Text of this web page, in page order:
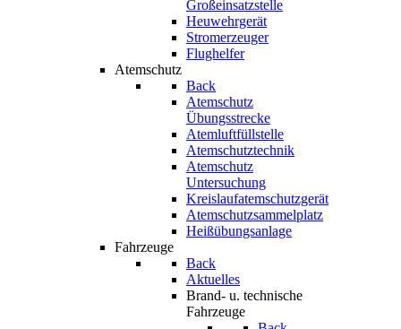
Großeinsatzstelle
Heuwehrgerät
Stromerzeuger
Flughelfer
Atemschutz
Back
Atemschutz
Übungsstrecke
Atemluftfüllstelle
Atemschutztechnik
Atemschutz
Untersuchung
Kreislaufatemschutzgerät
Atemschutzsammelplatz
Heißübungsanlage
Fahrzeuge
Back
Aktuelles
Brand- u. technische
Fahrzeuge